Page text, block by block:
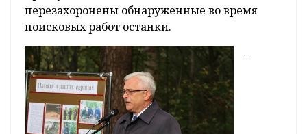
перезахоронены обнаруженные во время
поисковых работ останки.
–